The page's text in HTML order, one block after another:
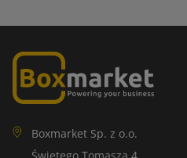
konkrétnym potrebám použitia
prostrediu, čo ďalej zvyšuje jej
Samolepiace etikety
Samolepiace etikety majú
Boxmarket Sp. z o.o.